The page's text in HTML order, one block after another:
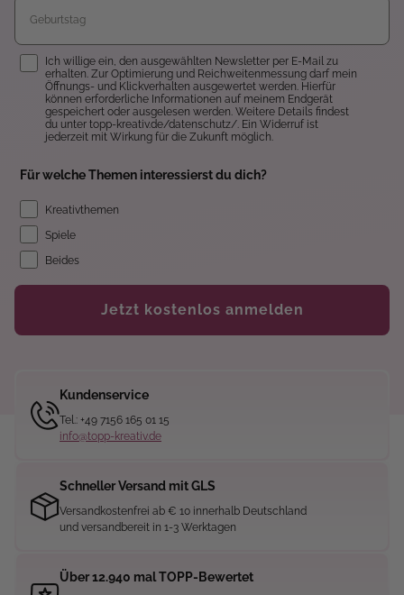
Einwilligung
Ich willige ein, den ausgewählten Newsletter per E-Mail zu
erhalten. Zur Optimierung und Reichweitenmessung darf mein
Öffnungs- und Klickverhalten ausgewertet werden. Hierfür
können erforderliche Informationen auf meinem Endgerät
gespeichert oder ausgelesen werden. Weitere Details findest
du unter topp-kreativ.de/datenschutz/. Ein Widerruf ist
jederzeit mit Wirkung für die Zukunft möglich.
Für welche Themen interessierst du dich?
Kreativthemen
Spiele
Beides
Jetzt kostenlos anmelden
Kundenservice
Tel.: +49 7156 165 01 15
info@topp-kreativ.de
Schneller Versand mit GLS
Versandkostenfrei ab € 10 innerhalb Deutschland
und versandbereit in 1-3 Werktagen
Über 12.940 mal TOPP-Bewertet